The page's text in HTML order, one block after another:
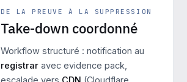
DE LA PREUVE À LA SUPPRESSION
Take-down coordonné
Workflow structuré : notification au
registrar avec evidence pack,
escalade vers CDN (Cloudflare